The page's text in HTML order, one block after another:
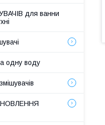
для ванни
одну воду